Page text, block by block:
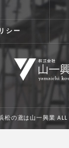
シー
松の鳶は山一興業 ALL